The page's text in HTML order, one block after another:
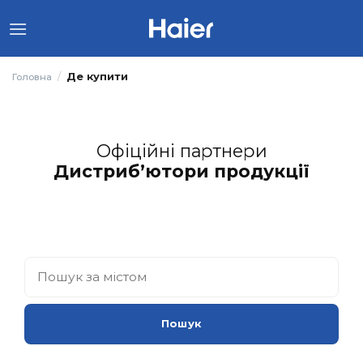
to
Головна / Де купити
Офіційні партнери
Дистриб’ютори продукції